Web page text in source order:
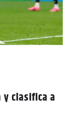
clasifica a